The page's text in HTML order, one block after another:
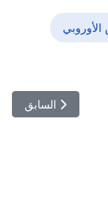
المقال
السابق
الجامعة مع نهائي